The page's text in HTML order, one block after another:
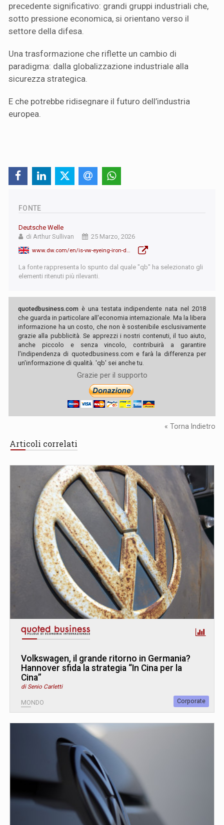
precedente significativo: grandi gruppi industriali che,
sotto pressione economica, si orientano verso il
settore della difesa.
Una trasformazione che riflette un cambio di
paradigma: dalla globalizzazione industriale alla
sicurezza strategica.
E che potrebbe ridisegnare il futuro dell’industria
europea.
FONTE
Deutsche Welle
di Arthur Sullivan
25 Marzo, 2026
La fonte rappresenta lo spunto dal quale "qb" ha selezionato gli
elementi ritenuti più rilevanti.
quotedbusiness.com è una testata indipendente nata nel 2018
che guarda in particolare all'economia internazionale. Ma la libera
informazione ha un costo, che non è sostenibile esclusivamente
grazie alla pubblicità. Se apprezzi i nostri contenuti, il tuo aiuto,
anche piccolo e senza vincolo, contribuirà a garantire
l'indipendenza di quotedbusiness.com e farà la differenza per
un'informazione di qualità. 'qb' sei anche tu.
Grazie per il supporto
« Torna Indietro
Articoli correlati
Volkswagen, il grande ritorno in Germania?
Hannover sfida la strategia “In Cina per la
Cina”
di Senio Carletti
MONDO Corporate